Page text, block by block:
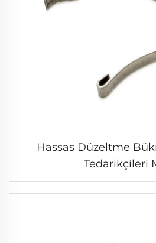
Hassas Düzeltme
Tedarikçileri